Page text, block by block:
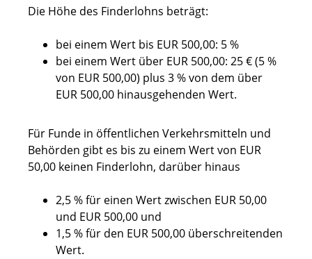
Die Höhe des Finderlohns beträgt:
bei einem Wert bis EUR 500,00: 5 %
bei einem Wert über EUR 500,00: 25 € (5 %
von EUR 500,00) plus 3 % von dem über
EUR 500,00 hinausgehenden Wert.
Für Funde in öffentlichen Verkehrsmitteln und
Behörden gibt es bis zu einem Wert von EUR
50,00 keinen Finderlohn, darüber hinaus
2,5 % für einen Wert zwischen EUR 50,00
und EUR 500,00 und
1,5 % für den EUR 500,00 überschreitenden
Wert.